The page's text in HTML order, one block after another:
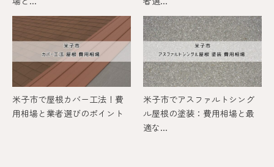
米子市で屋根カバー工法！費
用相場と業者選びのポイント
米子市でアスファルトシング
ル屋根の塗装：費用相場と最
適な...